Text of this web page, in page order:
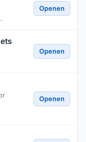
Openen
Openen
Openen